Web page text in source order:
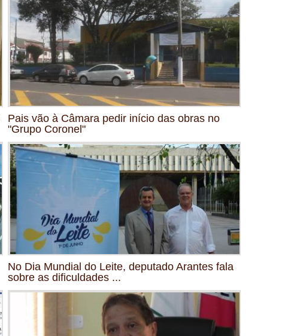
Pais vão à Câmara pedir início das obras no
"Grupo Coronel"
No Dia Mundial do Leite, deputado Arantes fala
sobre as dificuldades ...